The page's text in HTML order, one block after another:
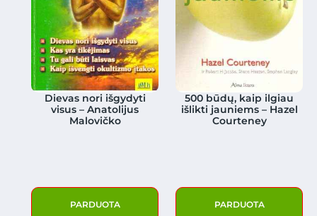
Dievas nori išgydyti
visus – Anatolijus
Malovičko
PARDUOTA
500 būdų, kaip ilgiau
išlikti jauniems – Hazel
Courteney
PARDUOTA